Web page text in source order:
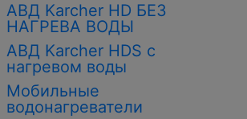
АВД Karcher HD БЕЗ
НАГРЕВА ВОДЫ
АВД Karcher HDS с
нагревом воды
Мобильные
водонагреватели